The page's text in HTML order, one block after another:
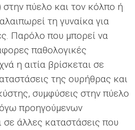
πύελο και τον κόλπο ή
τη γυναίκα για
Παρόλο που μπορεί να
παθολογικές
η αιτία βρίσκεται σε
της ουρήθρας και
συμφύσεις στην πύελο
προηγούμενων
άλλες καταστάσεις που